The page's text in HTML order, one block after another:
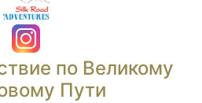
по Великому
Пути